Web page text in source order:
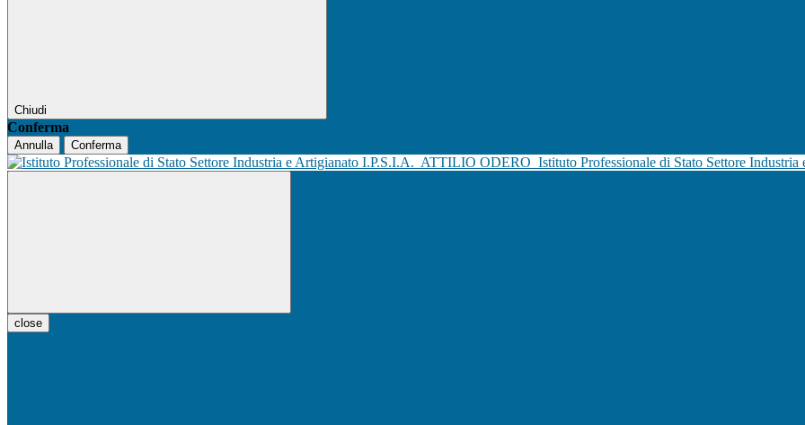
Chiudi
Conferma
Annulla Conferma
I.P.S.I.A. ATTILIO ODERO Istituto Professionale di Stato Settore Industria
close